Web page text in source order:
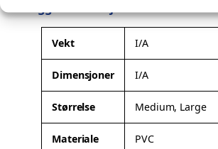
t
k
r
3
A
t
t
ri
b
u
t
e
d
Vekt I/A
Dimensjoner I/A
Størrelse Medium, Large
Materiale PVC